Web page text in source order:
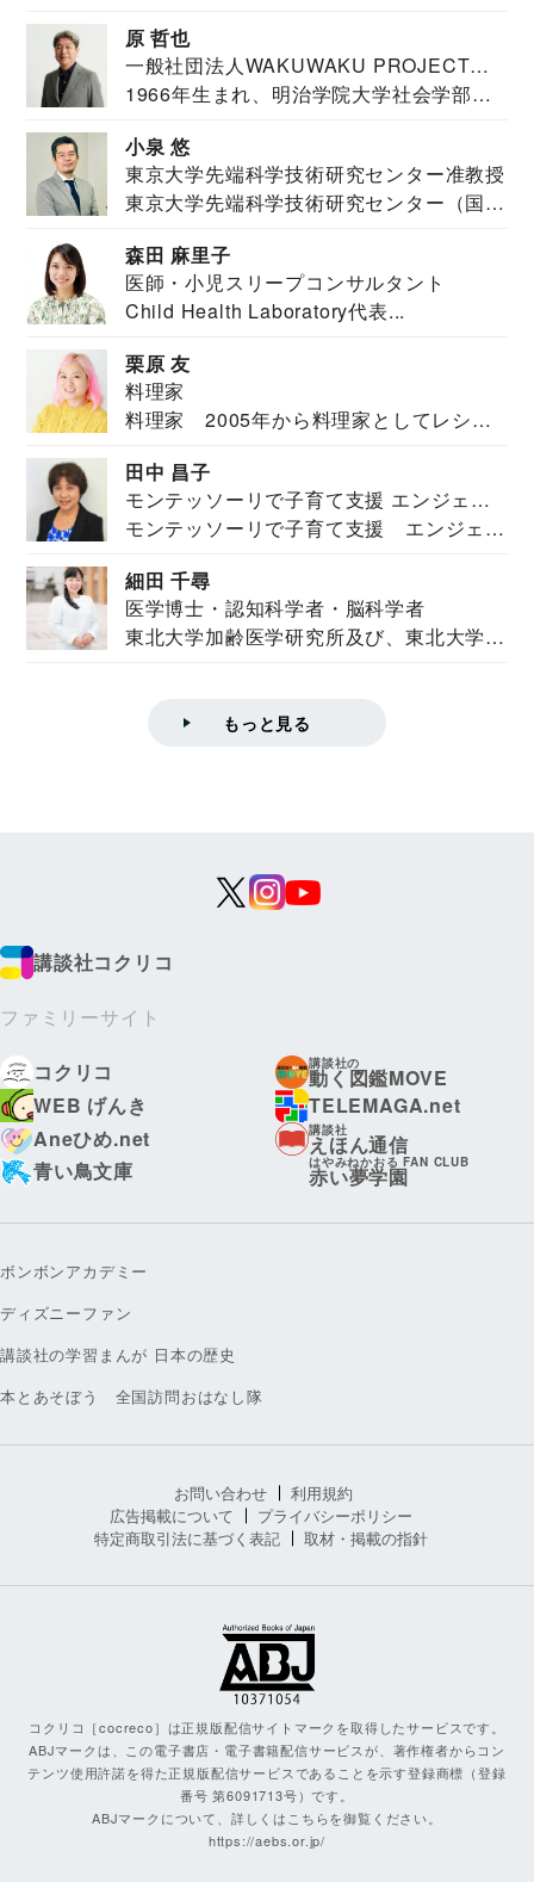
原 哲也
一般社団法人WAKUWAKU PROJECT
JAPAN代表・言語聴覚士・社会福祉士
1966年生まれ、明治学院大学社会学部福
小泉 悠
東京大学先端科学技術研究センター准教授
東京大学先端科学技術研究センター（国際
森田 麻里子
医師・小児スリープコンサルタント
Child Health Laboratory代表...
栗原 友
料理家
料理家 2005年から料理家としてレシピ
田中 昌子
モンテッソーリで子育て支援 エンジェル
ズハウス研究所所長
モンテッソーリで子育て支援 エンジェル
細田 千尋
医学博士・認知科学者・脳科学者
東北大学加齢医学研究所及び、東北大学大
もっと見る
講談社コクリコ
ファミリーサイト
コクリコ
講談社の
動く図鑑MOVE
WEB げんき
TELEMAGA.net
Aneひめ.net
講談社
えほん通信
青い鳥文庫
はやみねかおる FAN CLUB
赤い夢学園
ボンボンアカデミー
ディズニーファン
講談社の学習まんが 日本の歴史
本とあそぼう 全国訪問おはなし隊
お問い合わせ
利用規約
広告掲載について
プライバシーポリシー
特定商取引法に基づく表記
取材・掲載の指針
コクリコ［cocreco］は正規版配信サイトマークを取得したサービスです。
ABJマークは、この電子書店・電子書籍配信サービスが、著作権者からコン
テンツ使用許諾を得た正規版配信サービスであることを示す登録商標（登録
番号 第6091713号）です。
ABJマークについて、詳しくはこちらを御覧ください。
https://aebs.or.jp/